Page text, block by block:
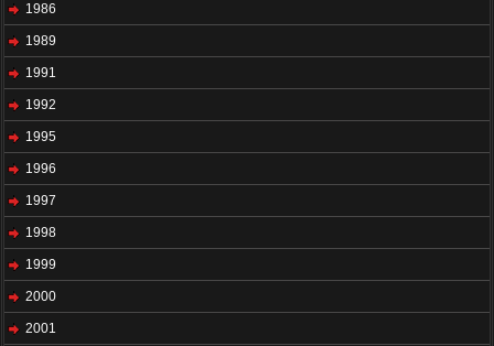
1986
1989
1991
1992
1995
1996
1997
1998
1999
2000
2001